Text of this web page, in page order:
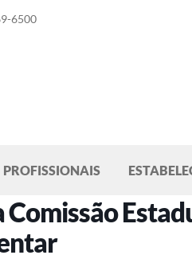
6500
PROFISSIONAIS